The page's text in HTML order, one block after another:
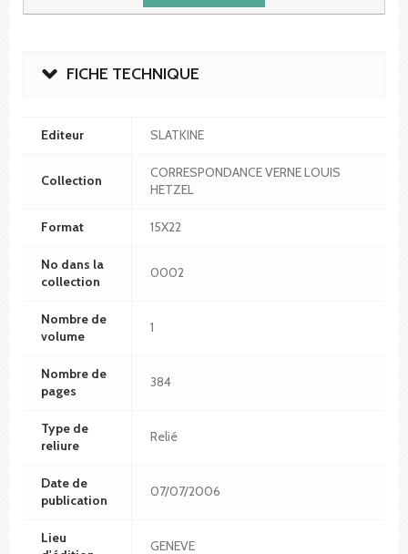
FICHE TECHNIQUE
Editeur SLATKINE
Collection
CORRESPONDANCE VERNE LOUIS
HETZEL
Format 15X22
No dans la
collection
0002
Nombre de
volume
1
Nombre de
pages
384
Type de
reliure
Relié
Date de
publication
07/07/2006
Lieu
GENEVE